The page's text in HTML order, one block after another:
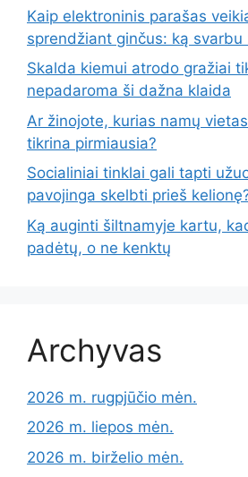
Kaip elektroninis parašas
sprendžiant ginčus: ką svarbu
Skalda kiemui atrodo gražiai
nepadaroma ši dažna klaida
Ar žinojote, kurias namų
tikrina pirmiausia?
Socialiniai tinklai gali tapti
pavojinga skelbti prieš
Ką auginti šiltnamyje kartu,
padėtų, o ne kenktų
Archyvas
2026 m. rugpjūčio mėn.
2026 m. liepos mėn.
2026 m. birželio mėn.